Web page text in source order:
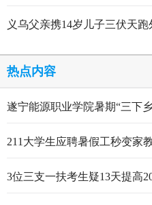
义乌父亲携14岁儿子三伏天
热点内容
遂宁能源职业学院暑期“三下
211大学生应聘暑假工秒变家
3位三支一扶考生疑13天提高